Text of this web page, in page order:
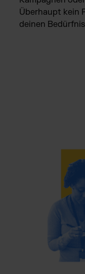
Überhaupt kein
deinen